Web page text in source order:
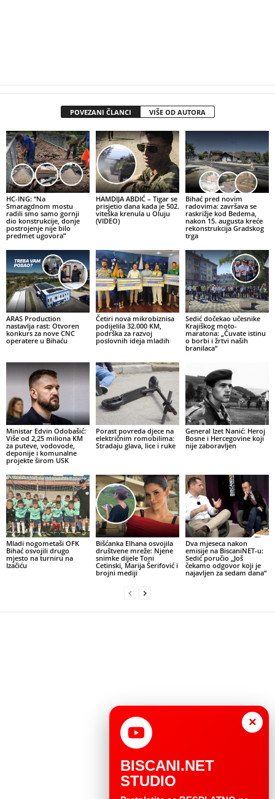
POVEZANI ČLANCI VIŠE OD AUTORA
HC-ING: “Na
Smaragdnom mostu
radili smo samo gornji
dio konstrukcije, donje
postrojenje nije bilo
predmet ugovora”
HAMDIJA ABDIĆ – Tigar se
prisjetio dana kada je 502.
viteška krenula u Oluju
(VIDEO)
Bihać pred novim
radovima: završava se
raskrižje kod Bedema,
nakon 15. augusta kreće
rekonstrukcija Gradskog
trga
ARAS Production
nastavlja rast: Otvoren
konkurs za nove CNC
operatere u Bihaću
Četiri nova mikrobiznisa
podijelila 32.000 KM,
podrška za razvoj
poslovnih ideja mladih
Sedić dočekao učesnike
Krajiškog moto-
maratona: „Čuvate istinu
o borbi i žrtvi naših
branilaca“
Ministar Edvin Odobašić:
Više od 2,25 miliona KM
za puteve, vodovode,
deponije i komunalne
projekte širom USK
Porast povreda djece na
električnim romobilima:
Stradaju glava, lice i ruke
General Izet Nanić: Heroj
Bosne i Hercegovine koji
nije zaboravljen
Mladi nogometaši OFK
Bihać osvojili drugo
mjesto na turniru na
Izačiću
Bišćanka Elhana osvojila
društvene mreže: Njene
snimke dijele Toni
Cetinski, Marija Šerifović i
brojni mediji
Dva mjeseca nakon
emisije na BiscaniNET-u:
Sedić poručio „Još
čekamo odgovor koji je
najavljen za sedam dana“
×
BISCANI.NET
STUDIO